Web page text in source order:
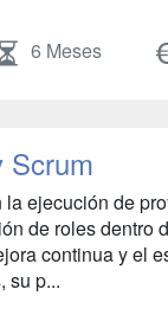
6 Meses
Scrum
la ejecución de
de roles dentro
continua y el
su p...